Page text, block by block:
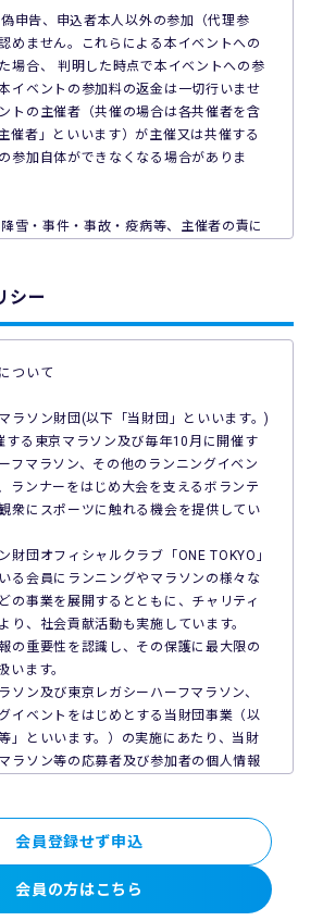
申告、申込者本人以外の参加（代理参
めません。これらによる本イベントへの
場合、 判明した時点で本イベントへの参
イベントの参加料の返金は一切行いませ
トの主催者（共催の場合は各共催者を含
催者」といいます）が主催又は共催する
参加自体ができなくなる場合がありま
雪・事件・事故・疫病等、主催者の責に
できない場合があります。ご利用の端末
ネット回線の不具合などにより本イベン
ん。
延、道路事情その他いかなる理由による
の遅刻又は不参加であっても、主催者は
本イベントの参加料の返金等は一切行い
料についての領収証は発行いたしませ
トの参加者の疾病や紛失、その他の事故
意又は重過失がある場合を除き、主催者
付額以上の損害を賠償する責任を負いま
ントの参加者は、自己の健康状態や体調
します。
像・写真・記事・記録・参加者の氏名、
誌・SNS・インターネット等での掲載及
者に属します。
者が未成年の場合、親権者等法定代理人
い。
シー
ついて
ラソン財団(以下「当財団」といいます。)
する東京マラソン及び毎年10月に開催す
フマラソン、その他のランニングイベン
ランナーをはじめ大会を支えるボランテ
衆にスポーツに触れる機会を提供してい
財団オフィシャルクラブ「ONE TOKYO」
る会員にランニングやマラソンの様々な
の事業を展開するとともに、チャリティ
り、社会貢献活動も実施しています。
の重要性を認識し、その保護に最大限の
います。
ソン及び東京レガシーハーフマラソン、
イベントをはじめとする当財団事業（以
」といいます。）の実施にあたり、当財
ラソン等の応募者及び参加者の個人情報
指針その他の規範の遵守について
の取得、利用及び提供を必要とする場合
護に関する法律（平成15年法律第57号。
法」といいます。）その他の関連法令並
会員登録せず申込
会員の方はこちら